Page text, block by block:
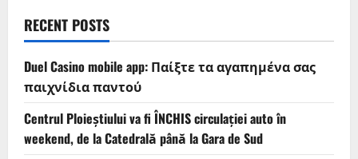
RECENT POSTS
Duel Casino mobile app: Παίξτε τα αγαπημένα σας
παιχνίδια παντού
Centrul Ploieștiului va fi ÎNCHIS circulației auto în
weekend, de la Catedrală până la Gara de Sud